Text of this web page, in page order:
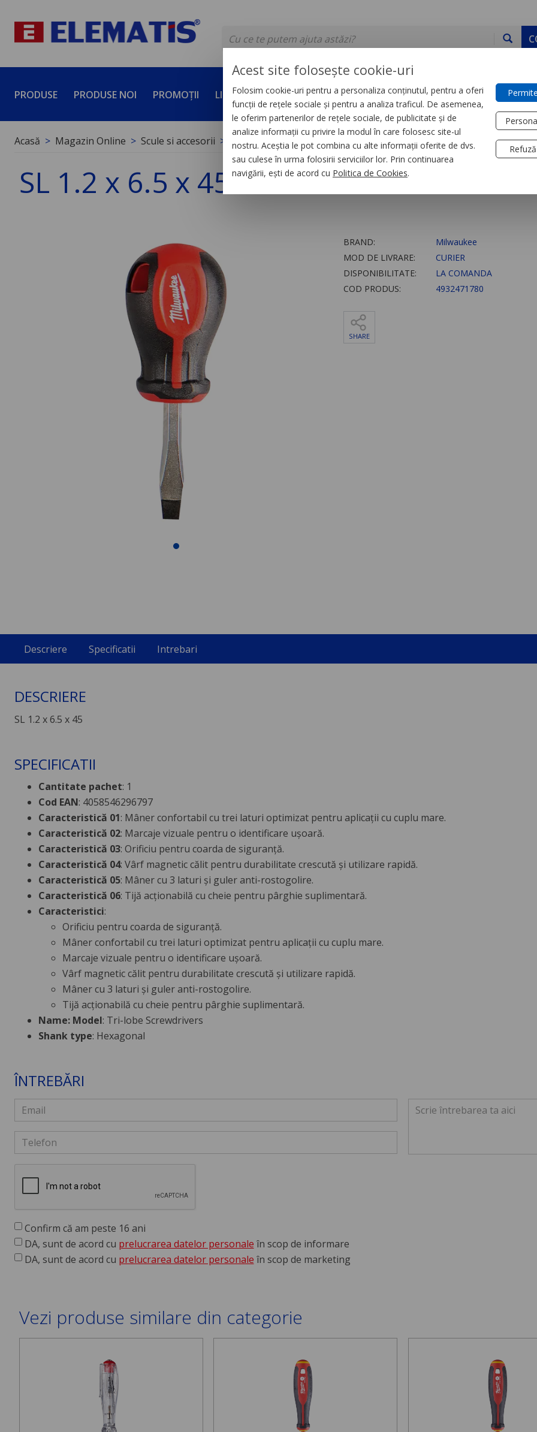
PRODUSE PRODUSE NOI PROMOȚII LICHIDĂRI DE STOC SERVICII DEVINO PARTENER CONTACT
Acasă Magazin Online Scule si accesorii Unelte de fixare
SL 1.2 x 6.5 x 45
BRAND:
Milwaukee
MOD DE LIVRARE:
CURIER
DISPONIBILITATE:
LA COMANDA
COD PRODUS:
4932471780
SHARE
Descriere Specificatii Intrebari
DESCRIERE
SL 1.2 x 6.5 x 45
SPECIFICATII
Cantitate pachet: 1
Cod EAN: 4058546296797
Caracteristică 01: Mâner confortabil cu trei laturi optimizat pentru aplicații cu cuplu mare.
Caracteristică 02: Marcaje vizuale pentru o identificare ușoară.
Caracteristică 03: Orificiu pentru coarda de siguranță.
Caracteristică 04: Vârf magnetic călit pentru durabilitate crescută și utilizare rapidă.
Caracteristică 05: Mâner cu 3 laturi și guler anti-rostogolire.
Caracteristică 06: Tijă acționabilă cu cheie pentru pârghie suplimentară.
Caracteristici:
Orificiu pentru coarda de siguranță.
Mâner confortabil cu trei laturi optimizat pentru aplicații cu cuplu mare.
Marcaje vizuale pentru o identificare ușoară.
Vârf magnetic călit pentru durabilitate crescută și utilizare rapidă.
Mâner cu 3 laturi și guler anti-rostogolire.
Tijă acționabilă cu cheie pentru pârghie suplimentară.
Name: Model: Tri-lobe Screwdrivers
Shank type: Hexagonal
ÎNTREBĂRI
Confirm că am peste 16 ani
DA, sunt de acord cu prelucrarea datelor personale în scop de informare
DA, sunt de acord cu prelucrarea datelor personale în scop de marketing
Vezi produse similare din categorie
Acest site folosește cookie-uri
Folosim cookie-uri pentru a personaliza conținutul, pentru a oferi
funcții de rețele sociale și pentru a analiza traficul. De asemenea,
le oferim partenerilor de rețele sociale, de publicitate și de
analize informații cu privire la modul în care folosesc site-ul
nostru. Aceștia le pot combina cu alte informații oferite de dvs.
sau culese în urma folosirii serviciilor lor. Prin continuarea
navigării, ești de acord cu Politica de Cookies.